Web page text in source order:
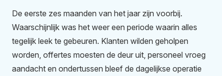
De eerste zes maanden van het jaar zijn voorbij.
Waarschijnlijk was het weer een periode waarin alles
tegelijk leek te gebeuren. Klanten wilden geholpen
worden, offertes moesten de deur uit, personeel vroeg
aandacht en ondertussen bleef de dagelijkse operatie